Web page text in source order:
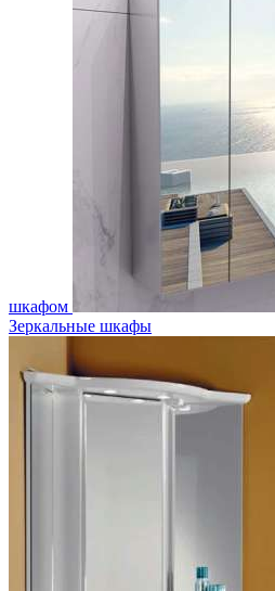
шкафом
Зеркальные шкафы